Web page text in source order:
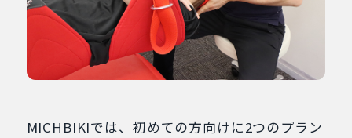
MICHBIKIでは、初めての方向けに2つのプラン